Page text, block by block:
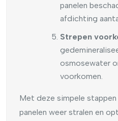
panelen
afdichting
Strepen
osmosewater
voorkomen.
Met deze simpele
panelen weer stralen en